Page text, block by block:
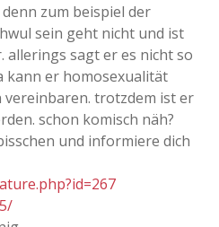
zum beispiel der
sein geht nicht und ist
sagt er es nicht so
kann er homosexualität
trotzdem ist er
schon komisch näh?
und informiere dich